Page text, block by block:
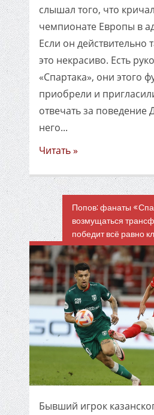
слышал того, что
чемпионате Европы в
Если он действительно
это некрасиво. Есть
«Спартака», они этого
приобрели и
отвечать за поведение
него...
Читать »
Попов: фанаты
возмущаться
победит всё равно
Бывший игрок